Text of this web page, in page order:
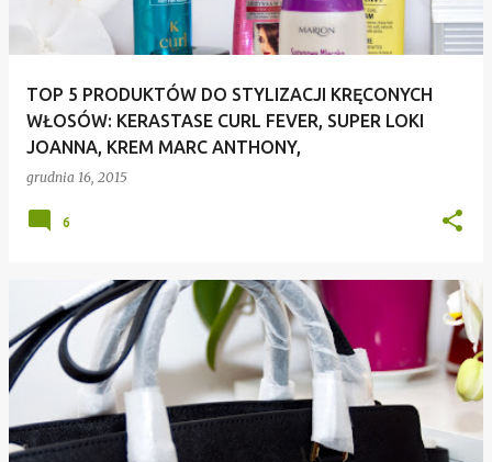
TOP 5 PRODUKTÓW DO STYLIZACJI KRĘCONYCH
WŁOSÓW: KERASTASE CURL FEVER, SUPER LOKI
JOANNA, KREM MARC ANTHONY,
grudnia 16, 2015
6